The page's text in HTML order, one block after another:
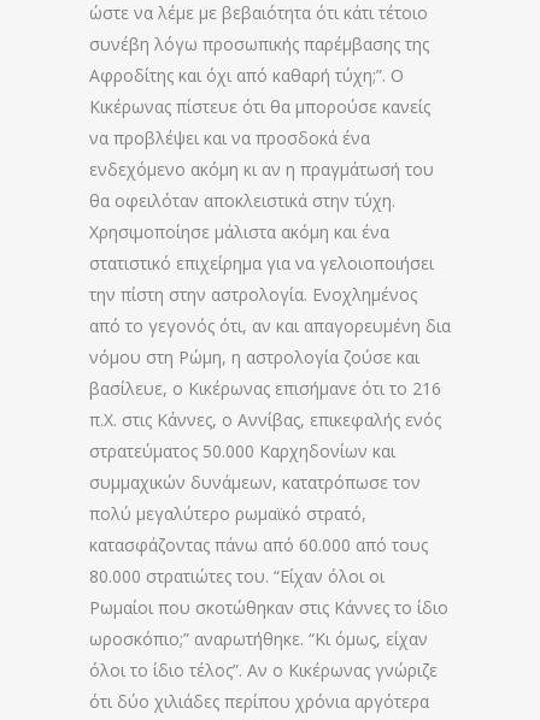
ώστε να λέμε με βεβαιότητα ότι κάτι τέτοιο
συνέβη λόγω προσωπικής παρέμβασης της
Αφροδίτης και όχι από καθαρή τύχη;”. Ο
Κικέρωνας πίστευε ότι θα μπορούσε κανείς
να προβλέψει και να προσδοκά ένα
ενδεχόμενο ακόμη κι αν η πραγμάτωσή του
θα οφειλόταν αποκλειστικά στην τύχη.
Χρησιμοποίησε μάλιστα ακόμη και ένα
στατιστικό επιχείρημα για να γελοιοποιήσει
την πίστη στην αστρολογία. Ενοχλημένος
από το γεγονός ότι, αν και απαγορευμένη δια
νόμου στη Ρώμη, η αστρολογία ζούσε και
βασίλευε, ο Κικέρωνας επισήμανε ότι το 216
π.Χ. στις Κάννες, ο Αννίβας, επικεφαλής ενός
στρατεύματος 50.000 Καρχηδονίων και
συμμαχικών δυνάμεων, κατατρόπωσε τον
πολύ μεγαλύτερο ρωμαϊκό στρατό,
κατασφάζοντας πάνω από 60.000 από τους
80.000 στρατιώτες του. “Είχαν όλοι οι
Ρωμαίοι που σκοτώθηκαν στις Κάννες το ίδιο
ωροσκόπιο;” αναρωτήθηκε. “Κι όμως, είχαν
όλοι το ίδιο τέλος”. Αν ο Κικέρωνας γνώριζε
ότι δύο χιλιάδες περίπου χρόνια αργότερα